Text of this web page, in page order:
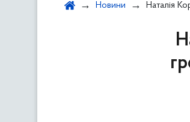
Новини Наталія